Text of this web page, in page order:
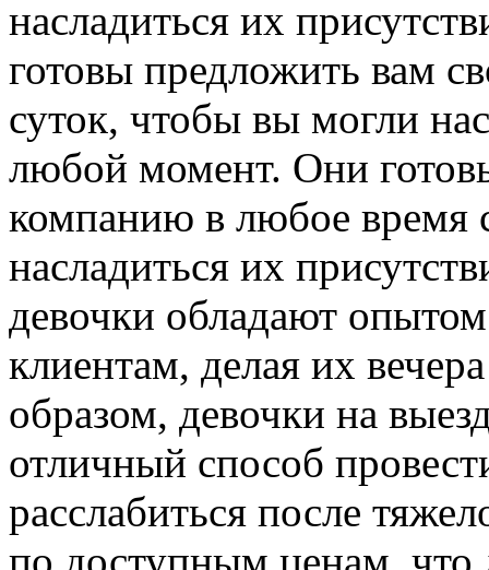
насладиться их
готовы предложить вам
суток, чтобы вы могли
любой момент. Они
компанию в любое время
насладиться их
девочки обладают
клиентам, делая их
образом, девочки на
отличный способ
расслабиться после
по доступным ценам, что